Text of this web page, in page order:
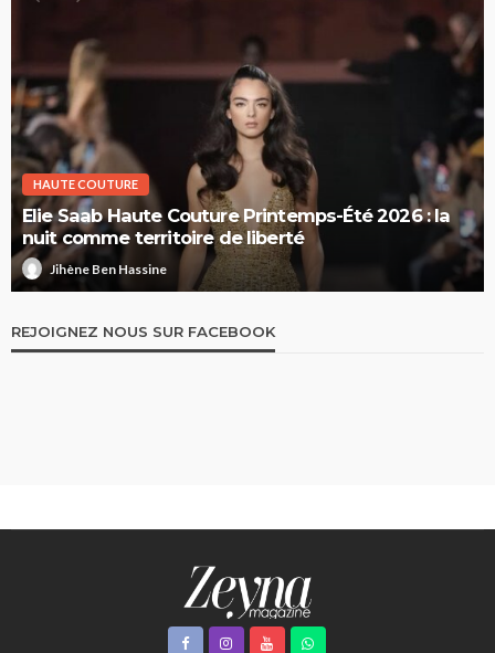
HAUTE COUTURE
Elie Saab Haute Couture Printemps-Été 2026 : la
nuit comme territoire de liberté
Jihène Ben Hassine
REJOIGNEZ NOUS SUR FACEBOOK